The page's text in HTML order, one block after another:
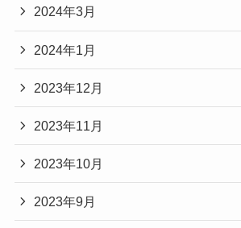
2024年3月
2024年1月
2023年12月
2023年11月
2023年10月
2023年9月